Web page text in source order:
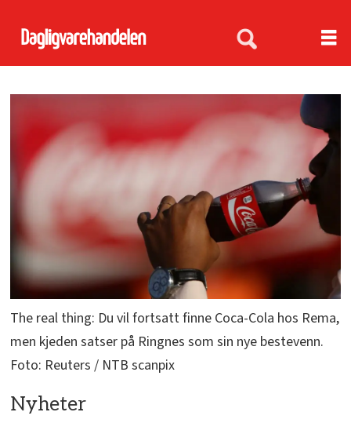
The real thing: Du vil fortsatt finne Coca-Cola hos Rema,
men kjeden satser på Ringnes som sin nye bestevenn.
Foto: Reuters / NTB scanpix
Nyheter